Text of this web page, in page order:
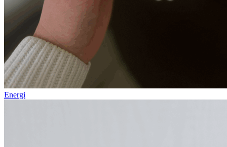
Energi